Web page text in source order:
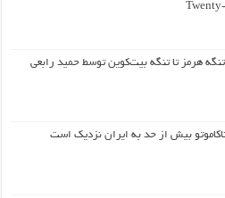
تنگه هرمز تا تنگه بیت‌کوین توسط حمید رابعی
بیش از حد به ایران نزدیک است